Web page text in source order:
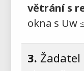
větrání s
okna s Uw
3. Žadatel